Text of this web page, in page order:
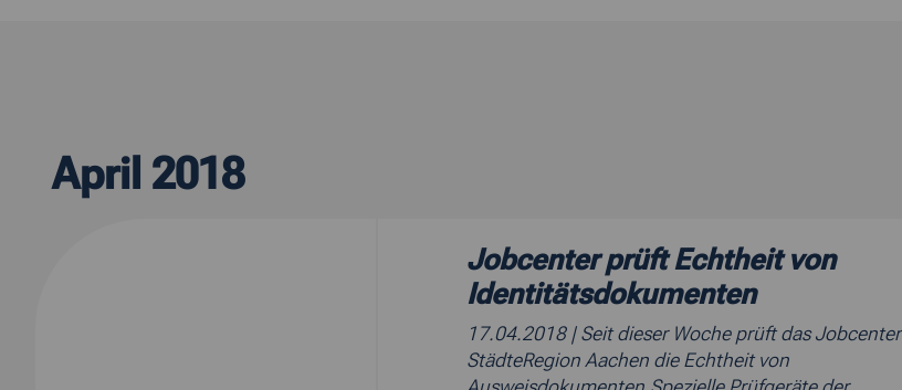
April 2018
Jobcenter prüft Echtheit von
Identitätsdokumenten
17.04.2018 | Seit dieser Woche prüft das Jobcenter
StädteRegion Aachen die Echtheit von